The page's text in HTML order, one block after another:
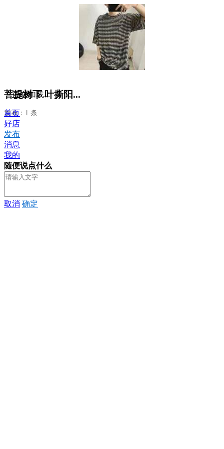
菩提树下 叶撕阳...
发布：1 条
正在加载...
首页
好店
发布
消息
我的
随便说点什么
取消 确定